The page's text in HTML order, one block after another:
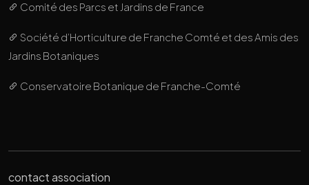
Comité des Parcs et Jardins de France
Société d’Horticulture de Franche Comté et des Amis des
Jardins Botaniques
Conservatoire Botanique de Franche-Comté
contact association